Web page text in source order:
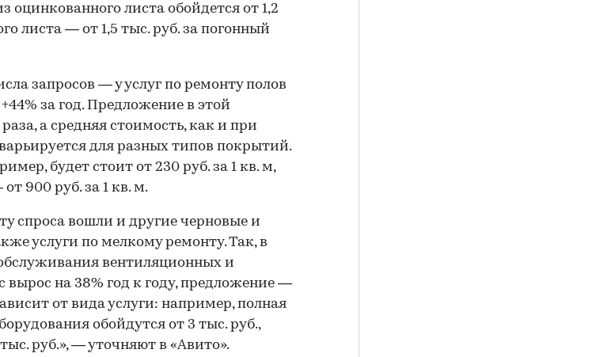
оцинкованного листа обойдется от 1,2
листа — от 1,5 тыс. руб. за погонный
запросов — у услуг по ремонту полов
за год. Предложение в этой
а средняя стоимость, как и при
для разных типов покрытий.
будет стоит от 230 руб. за 1 кв. м,
900 руб. за 1 кв. м.
спроса вошли и другие черновые и
услуги по мелкому ремонту. Так, в
вентиляционных и
вырос на 38% год к году, предложение —
от вида услуги: например, полная
обойдутся от 3 тыс. руб.,
руб.», — уточняют в «Авито».